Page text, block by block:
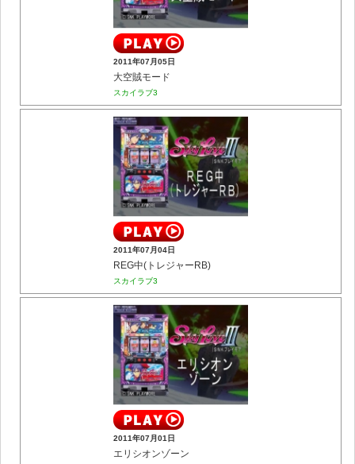
2011年07月05日
大空賊モード
スカイラブ3
2011年07月04日
REG中(トレジャーRB)
スカイラブ3
2011年07月01日
エリシオンゾーン